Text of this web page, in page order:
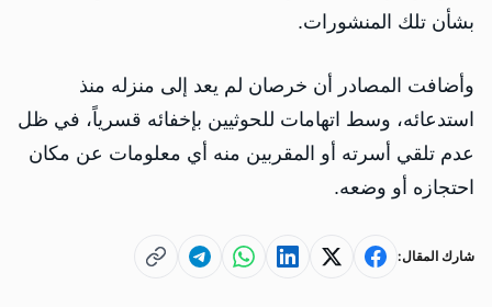
بشأن تلك المنشورات.
وأضافت المصادر أن خرصان لم يعد إلى منزله منذ
استدعائه، وسط اتهامات للحوثيين بإخفائه قسرياً، في ظل
عدم تلقي أسرته أو المقربين منه أي معلومات عن مكان
احتجازه أو وضعه.
شارك المقال: